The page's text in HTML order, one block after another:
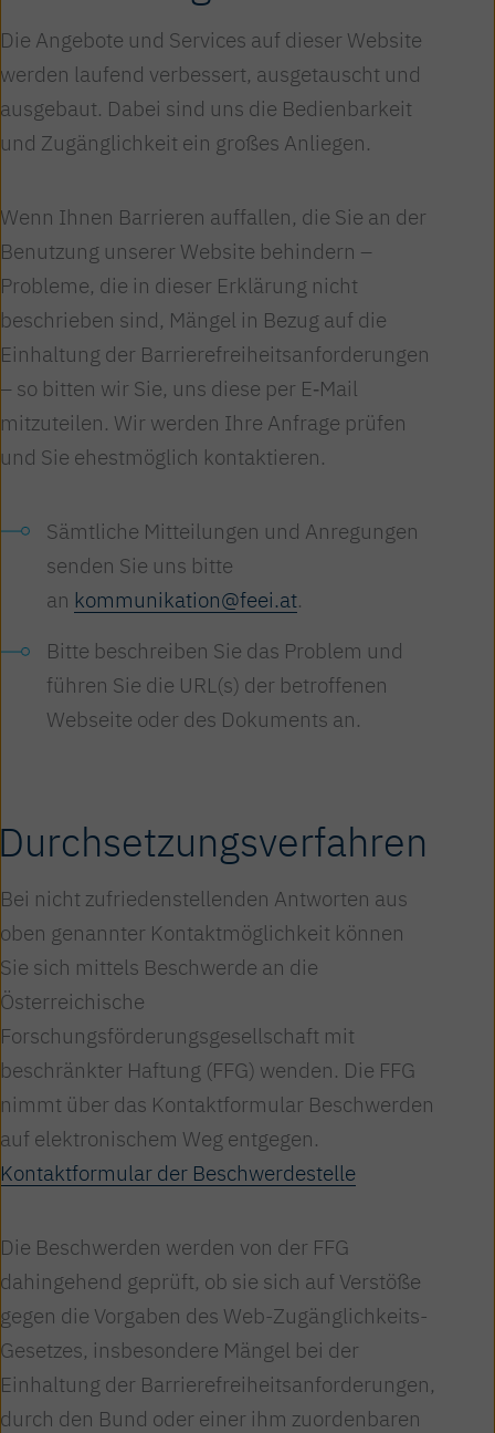
Die Angebote und Services auf dieser Website
werden laufend verbessert, ausgetauscht und
ausgebaut. Dabei sind uns die Bedienbarkeit
und Zugänglichkeit ein großes Anliegen.
Wenn Ihnen Barrieren auffallen, die Sie an der
Benutzung unserer Website behindern –
Probleme, die in dieser Erklärung nicht
beschrieben sind, Mängel in Bezug auf die
Einhaltung der Barrierefreiheitsanforderungen
– so bitten wir Sie, uns diese per E‑Mail
mitzuteilen. Wir werden Ihre Anfrage prüfen
und Sie ehestmöglich kontaktieren.
Sämtliche Mitteilungen und Anregungen
senden Sie uns bitte
an kommunikation@feei.at.
Bitte beschreiben Sie das Problem und
führen Sie die URL(s) der betroffenen
Webseite oder des Dokuments an.
Bei nicht zufriedenstellenden Antworten aus
oben genannter Kontaktmöglichkeit können
Sie sich mittels Beschwerde an die
Österreichische
Forschungsförderungsgesellschaft mit
beschränkter Haftung (FFG) wenden. Die FFG
nimmt über das Kontaktformular Beschwerden
auf elektronischem Weg entgegen.
Kontaktformular der Beschwerdestelle
Die Beschwerden werden von der FFG
dahingehend geprüft, ob sie sich auf Verstöße
gegen die Vorgaben des Web-Zugänglichkeits-
Gesetzes, insbesondere Mängel bei der
Einhaltung der Barrierefreiheitsanforderungen,
durch den Bund oder einer ihm zuordenbaren